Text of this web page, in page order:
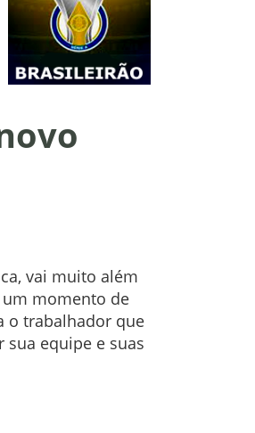
vai muito além
momento de
o trabalhador que
equipe e suas